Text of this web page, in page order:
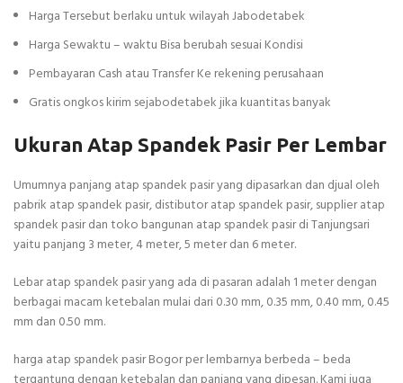
Harga Tersebut berlaku untuk wilayah Jabodetabek
Harga Sewaktu – waktu Bisa berubah sesuai Kondisi
Pembayaran Cash atau Transfer Ke rekening perusahaan
Gratis ongkos kirim sejabodetabek jika kuantitas banyak
Ukuran Atap Spandek Pasir Per Lembar
Umumnya panjang atap spandek pasir yang dipasarkan dan djual oleh
pabrik atap spandek pasir, distibutor atap spandek pasir, supplier atap
spandek pasir dan toko bangunan atap spandek pasir di Tanjungsari
yaitu panjang 3 meter, 4 meter, 5 meter dan 6 meter.
Lebar atap spandek pasir yang ada di pasaran adalah 1 meter dengan
berbagai macam ketebalan mulai dari 0.30 mm, 0.35 mm, 0.40 mm, 0.45
mm dan 0.50 mm.
harga atap spandek pasir Bogor per lembarnya berbeda – beda